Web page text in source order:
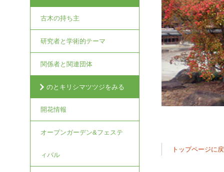
トップページに
古木の持ち主
研究者と学術的テーマ
関係者と関連団体
のとキリシマツツジをみる
開花情報
オープンガーデン&フェステ
ィバル